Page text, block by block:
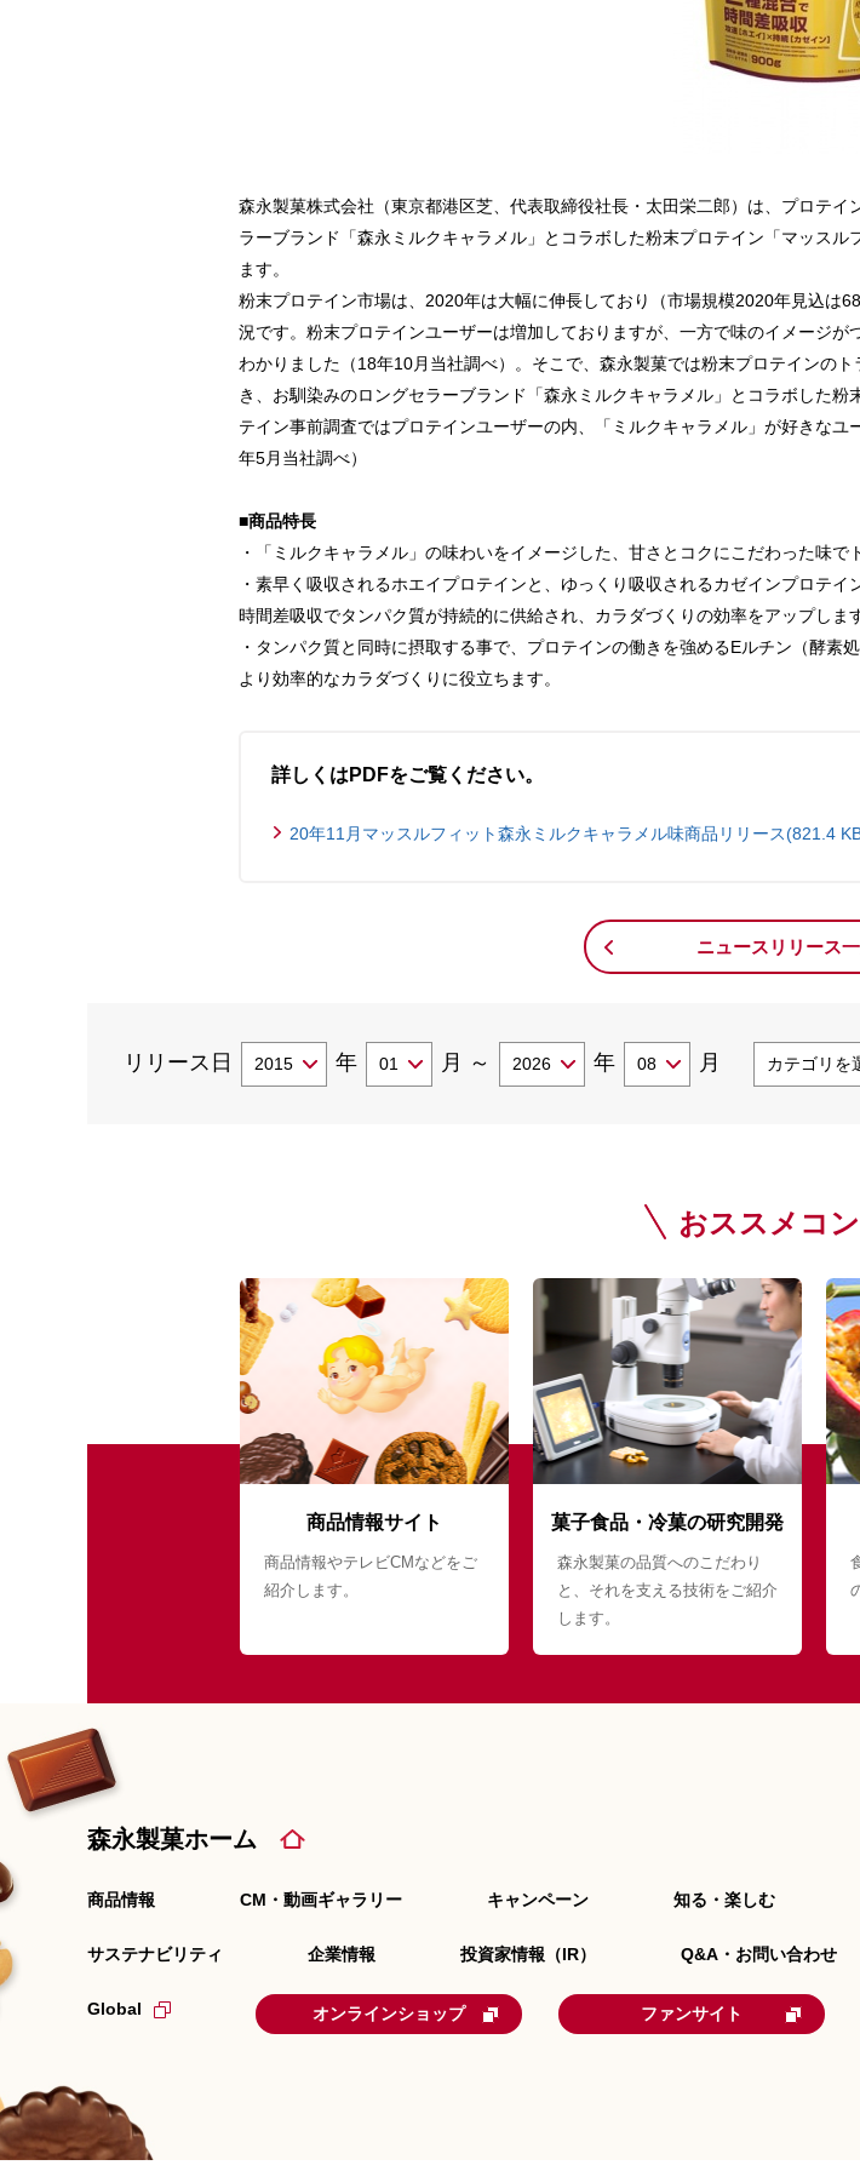
森永製菓株式会社（東京都港区芝、代表取締役社長・太田栄二郎）は、プロテ
ラーブランド「森永ミルクキャラメル」とコラボした粉末プロテイン「マッス
ます。
粉末プロテイン市場は、2020年は大幅に伸長しており（市場規模2020年見込
況です。粉末プロテインユーザーは増加しておりますが、一方で味のイメージ
わかりました（18年10月当社調べ）。そこで、森永製菓では粉末プロテインの
き、お馴染みのロングセラーブランド「森永ミルクキャラメル」とコラボした
テイン事前調査ではプロテインユーザーの内、「ミルクキャラメル」が好きな
年5月当社調べ）
■商品特長
・「ミルクキャラメル」の味わいをイメージした、甘さとコクにこだわった味で
・素早く吸収されるホエイプロテインと、ゆっくり吸収されるカゼインプロテイ
時間差吸収でタンパク質が持続的に供給され、カラダづくりの効率をアップします
・タンパク質と同時に摂取する事で、プロテインの働きを強めるEルチン（酵素処
より効率的なカラダづくりに役立ちます。
詳しくはPDFをご覧ください。
20年11月マッスルフィット森永ミルクキャラメル味商品リリース(821.4
ニュースリリース
リリース日 年 月 ～ 年 月
おススメコ
商品情報サイト
商品情報やテレビCMなどをご
紹介します。
菓子食品・冷菓の研究開発
森永製菓の品質へのこだわり
と、それを支える技術をご紹介
します。
森永製菓ホーム
商品情報 CM・動画ギャラリー キャンペーン 知る・楽しむ
サステナビリティ 企業情報 投資家情報（IR） Q&A・お問い合わせ
Global オンラインショップ ファンサイト